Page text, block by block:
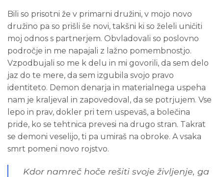
Bili so prisotni že v primarni družini, v mojo novo
družino pa so prišli še novi, takšni ki so želeli uničiti
moj odnos s partnerjem. Obvladovali so poslovno
področje in me napajali z lažno pomembnostjo.
Vzpodbujali so me k delu in mi govorili, da sem delo
jaz do te mere, da sem izgubila svojo pravo
identiteto. Demon denarja in materialnega uspeha
nam je kraljeval in zapovedoval, da se potrjujem. Vse
lepo in prav, dokler pri tem uspevaš, a bolečina
pride, ko se tehtnica prevesi na drugo stran. Takrat
se demoni veselijo, ti pa umiraš na obroke. A vsaka
smrt pomeni novo rojstvo.
Kdor namreč hoče rešiti svoje življenje, ga